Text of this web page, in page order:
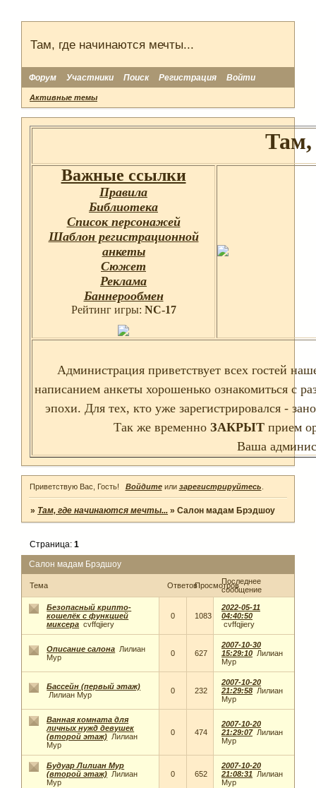
Там, где начинаются мечты...
Форум Участники Поиск Регистрация Войти
Активные темы
Там,
Важные ссылки
Правила
Библиотека
Список персонажей
Шаблон регистрационной
анкеты
Сюжет
Реклама
Баннерообмен
Рейтинг игры: NC-17
Администрация приветствует всех гостей
написанием анкеты хорошенько ознакомиться с
эпохи. Для тех, кто уже зарегистрировался -
Так же временно ЗАКРЫТприем
Ваша
Приветствую Вас, Гость! Войдитеили зарегистрируйтесь
» Там, где начинаются мечты... »Салон мадам Брэдшоу
Салон мадам Брэдшоу
Страница:1
Тема ОтветовПросмотровПоследнее
сообщение
Безопасный крипто-
кошелёк с функцией
миксера cvffqjiery
0 1083
2022-05-11
04:40:50
cvffqjiery
Описание салона Лилиан
Мур
0 627
2007-10-30
15:29:10 Лилиан
Мур
Бассейн (первый этаж)
Лилиан Мур
0 232
2007-10-20
21:29:58 Лилиан
Мур
Ванная комната для
личных нужд девушек
(второй этаж) Лилиан
Мур
0 474
2007-10-20
21:29:07 Лилиан
Мур
Будуар Лилиан Мур
(второй этаж) Лилиан
Мур
0 652
2007-10-20
21:08:31 Лилиан
Мур